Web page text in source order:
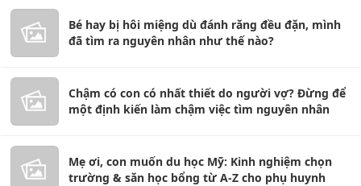
Bé hay bị hôi miệng dù đánh răng đều đặn, mình
đã tìm ra nguyên nhân như thế nào?
Chậm có con có nhất thiết do người vợ? Đừng để
một định kiến làm chậm việc tìm nguyên nhân
Mẹ ơi, con muốn du học Mỹ: Kinh nghiệm chọn
trường & săn học bổng từ A-Z cho phụ huynh